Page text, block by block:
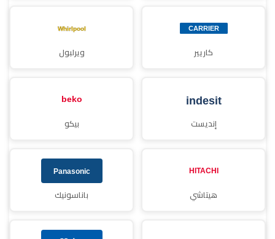
كاريير ويرلبول
إنديست بيكو
هيتاشي باناسونيك